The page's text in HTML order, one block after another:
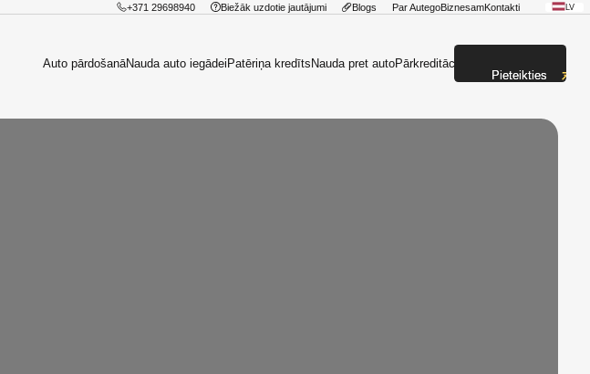
+371 29698940 Biežāk uzdotie jautājumi Blogs Par AutegoBiznesamKontakti LV
Auto pārdošanāNauda auto iegādeiPatēriņa kredītsNauda pret autoPārkreditācija